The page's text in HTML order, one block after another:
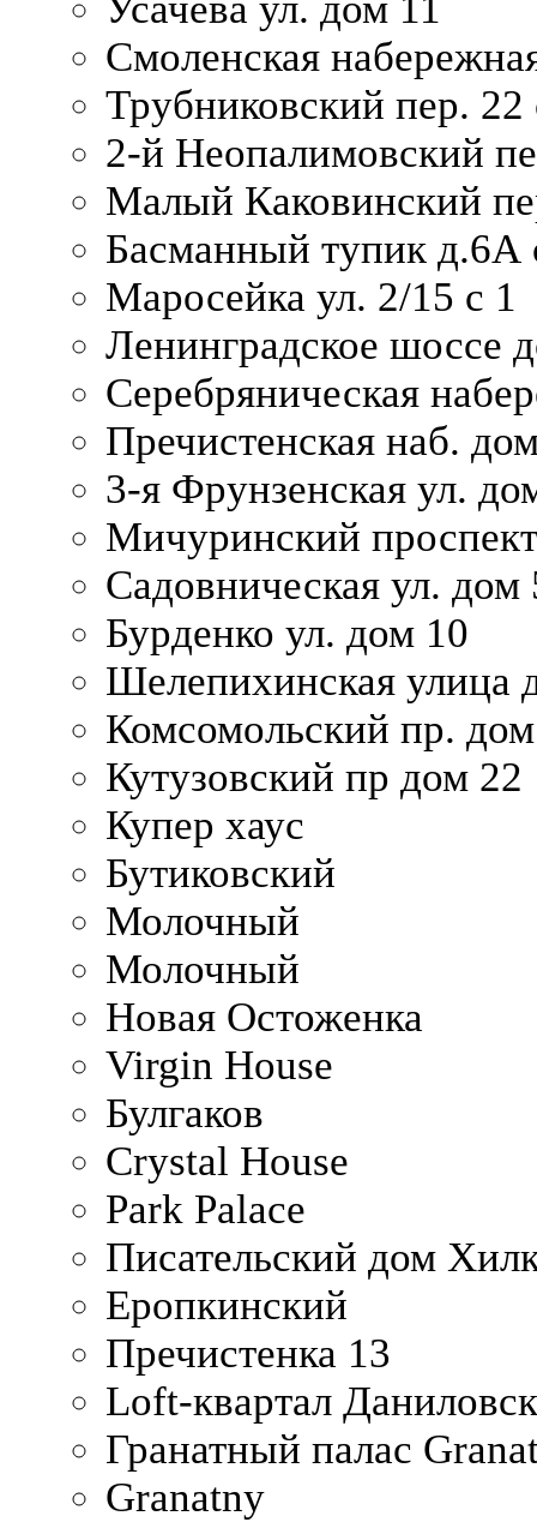
Смоленская
Трубниковский пер. 22
2-й Неопалимовский
Малый Каковинский
Басманный тупик д.6А
Маросейка ул. 2/15 с 1
Ленинградское шоссе
Серебряническая
Пречистенская наб.
3-я Фрунзенская ул.
Мичуринский
Садовническая ул. дом
Бурденко ул. дом 10
Шелепихинская улица
Комсомольский пр.
Кутузовский пр дом 22
Купер хаус
Бутиковский
Молочный
Молочный
Новая Остоженка
Virgin House
Булгаков
Crystal House
Park Palace
Писательский дом
Еропкинский
Пречистенка 13
Loft-квартал
Гранатный палас
Granatny